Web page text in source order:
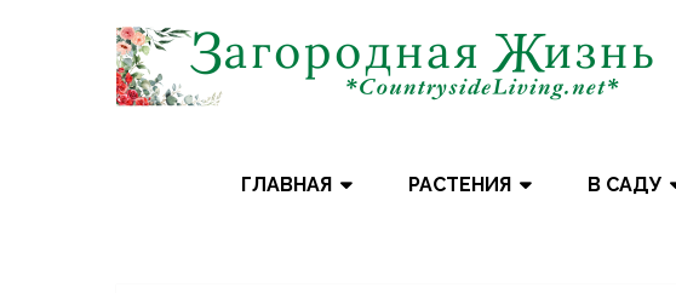
ГЛАВНАЯ РАСТЕНИЯ В САДУ